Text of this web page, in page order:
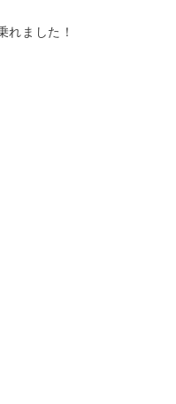
れました！